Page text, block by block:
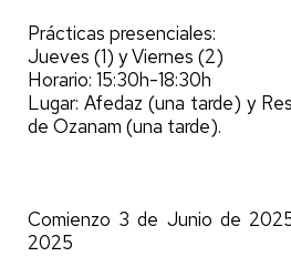
Prácticas presenciales:
Jueves (1) y Viernes (2)
Horario: 15:30h-18:30h
Lugar: Afedaz (una tarde) y
de Ozanam (una tarde).
Comienzo 3 de Junio de
2025